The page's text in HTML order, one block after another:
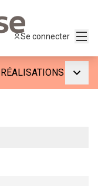
Se connecter
RÉALISATIONS